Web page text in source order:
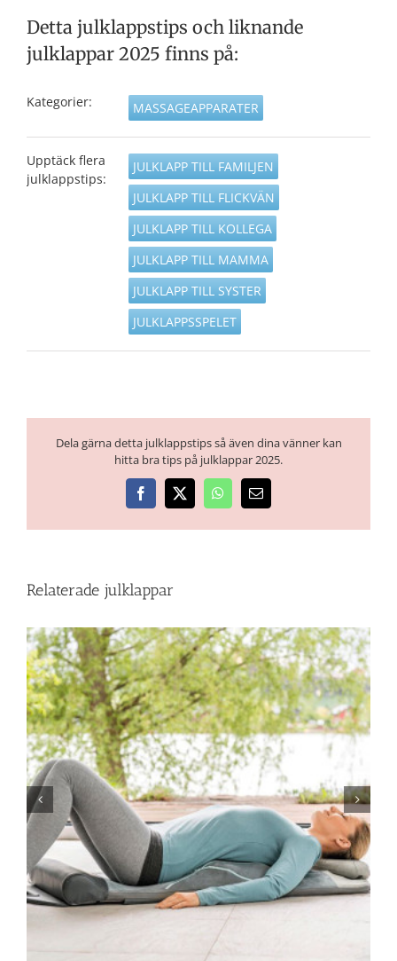
Detta julklappstips och liknande
julklappar 2025 finns på:
Kategorier: MASSAGEAPPARATER
Upptäck flera
julklappstips:
JULKLAPP TILL FAMILJEN
JULKLAPP TILL FLICKVÄN
JULKLAPP TILL KOLLEGA
JULKLAPP TILL MAMMA
JULKLAPP TILL SYSTER
JULKLAPPSSPELET
Dela gärna detta julklappstips så även dina vänner kan
hitta bra tips på julklappar 2025.
Facebook
X WhatsApp
E-
Relaterade julklappar